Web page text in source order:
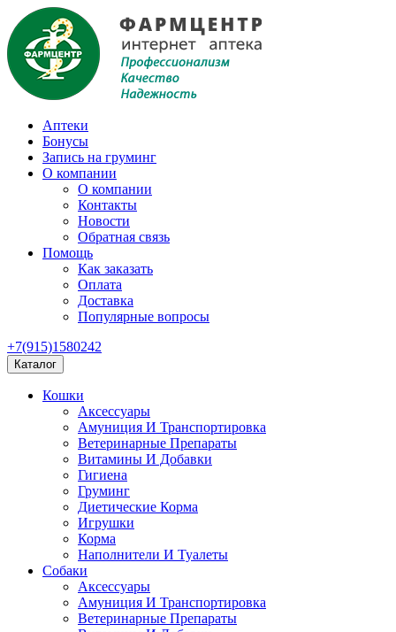
Аптеки
Бонусы
Запись на груминг
О компании
О компании
Контакты
Новости
Обратная связь
Помощь
Как заказать
Оплата
Доставка
Популярные вопросы
+7(915)1580242
Каталог
Кошки
Аксессуары
Амуниция И Транспортировка
Ветеринарные Препараты
Витамины И Добавки
Гигиена
Груминг
Диетические Корма
Игрушки
Корма
Наполнители И Туалеты
Собаки
Аксессуары
Амуниция И Транспортировка
Ветеринарные Препараты